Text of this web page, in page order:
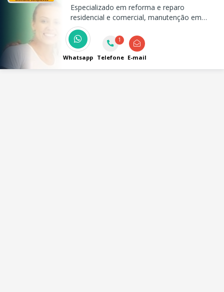
Especializado em reforma e reparo
residencial e comercial, manutenção em
geral, pintura, jardinagem e muito mais
Whatsapp
1
Telefone E-mail